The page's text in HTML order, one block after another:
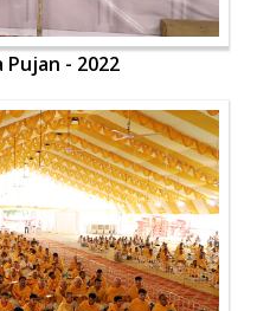
Pujan - 2022